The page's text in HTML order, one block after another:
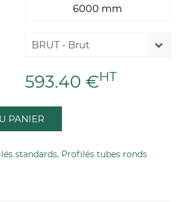
BRUT - Brut
593.40 €HT
PANIER
standards, Profilés tubes ronds